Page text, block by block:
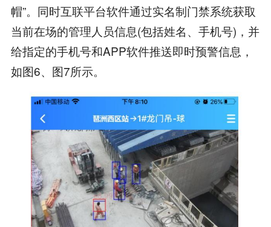
帽”。同时互联平台软件通过实名制门禁系统获取
当前在场的管理人员信息(包括姓名、手机号)，并
给指定的手机号和APP软件推送即时预警信息，
如图6、图7所示。